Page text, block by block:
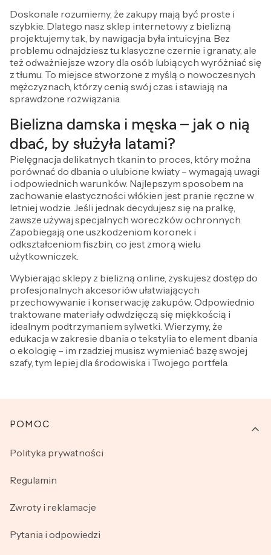
Doskonale rozumiemy, że zakupy mają być proste i
szybkie. Dlatego nasz sklep internetowy z bielizną
projektujemy tak, by nawigacja była intuicyjna. Bez
problemu odnajdziesz tu klasyczne czernie i granaty, ale
też odważniejsze wzory dla osób lubiących wyróżniać się
z tłumu. To miejsce stworzone z myślą o nowoczesnych
mężczyznach, którzy cenią swój czas i stawiają na
sprawdzone rozwiązania.
Bielizna damska i męska – jak o nią
dbać, by służyła latami?
Pielęgnacja delikatnych tkanin to proces, który można
porównać do dbania o ulubione kwiaty – wymagają uwagi
i odpowiednich warunków. Najlepszym sposobem na
zachowanie elastyczności włókien jest pranie ręczne w
letniej wodzie. Jeśli jednak decydujesz się na pralkę,
zawsze używaj specjalnych woreczków ochronnych.
Zapobiegają one uszkodzeniom koronek i
odkształceniom fiszbin, co jest zmorą wielu
użytkowniczek.
Wybierając sklepy z bielizną online, zyskujesz dostęp do
profesjonalnych akcesoriów ułatwiających
przechowywanie i konserwację zakupów. Odpowiednio
traktowane materiały odwdzięczą się miękkością i
idealnym podtrzymaniem sylwetki. Wierzymy, że
edukacja w zakresie dbania o tekstylia to element dbania
o ekologię – im rzadziej musisz wymieniać bazę swojej
szafy, tym lepiej dla środowiska i Twojego portfela.
Linki w stopce
POMOC
Polityka prywatności
Regulamin
Zwroty i reklamacje
Pytania i odpowiedzi